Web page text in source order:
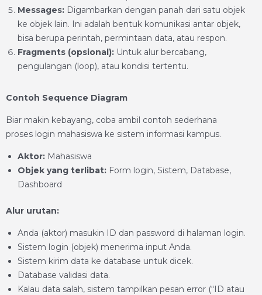
Messages: Digambarkan dengan panah dari satu objek
ke objek lain. Ini adalah bentuk komunikasi antar objek,
bisa berupa perintah, permintaan data, atau respon.
Fragments (opsional): Untuk alur bercabang,
pengulangan (loop), atau kondisi tertentu.
Contoh Sequence Diagram
Biar makin kebayang, coba ambil contoh sederhana
proses login mahasiswa ke sistem informasi kampus.
Aktor: Mahasiswa
Objek yang terlibat: Form login, Sistem, Database,
Dashboard
Alur urutan:
Anda (aktor) masukin ID dan password di halaman login.
Sistem login (objek) menerima input Anda.
Sistem kirim data ke database untuk dicek.
Database validasi data.
Kalau data salah, sistem tampilkan pesan error (“ID atau